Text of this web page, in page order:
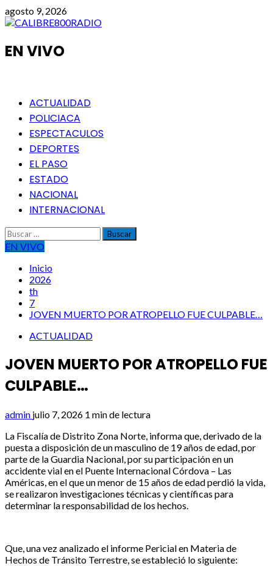
Saltar
al
agosto 9, 2026
EN VIVO
Menú
principal
ACTUALIDAD
POLICIACA
ESPECTACULOS
DEPORTES
EL PASO
ESTADO
NACIONAL
INTERNACIONAL
Buscar:
EN VIVO
Inicio
2026
th
7
JOVEN MUERTO POR ATROPELLO FUE CULPABLE…
ACTUALIDAD
JOVEN MUERTO POR ATROPELLO FUE
CULPABLE…
admin julio 7, 2026 1 min de lectura
La Fiscalía de Distrito Zona Norte, informa que, derivado de la
puesta a disposición de un masculino de 19 años de edad, por
parte de la Guardia Nacional, por su participación en un
accidente vial en el Puente Internacional Córdova – Las
Américas, en el que un menor de 15 años de edad perdió la vida,
se realizaron investigaciones técnicas y científicas para
determinar la responsabilidad de los hechos.
Que, una vez analizado el informe Pericial en Materia de
Hechos de Tránsito Terrestre, se estableció lo siguiente: